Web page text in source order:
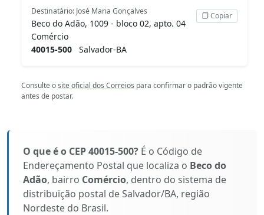
Destinatário: José Maria Gonçalves
Beco do Adão, 1009 - bloco 02, apto. 04
Comércio
40015-500 Salvador-BA
Copiar
Consulte osite oficial dos Correios para confirmar o padrão vigente
antes de postar.
O que é o CEP 40015-500? É o Código de
Endereçamento Postal que localiza o Beco do
Adão, bairro Comércio, dentro do sistema de
distribuição postal de Salvador/BA, região
Nordeste do Brasil.